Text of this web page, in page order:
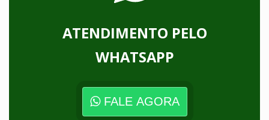
ATENDIMENTO PELO
WHATSAPP
FALE AGORA